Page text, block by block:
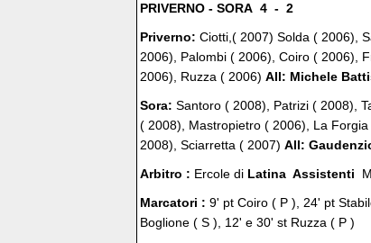
PRIVERNO - SORA 4 - 2
Priverno: Ciotti,( 2007) Solda ( 2006),
2006), Palombi ( 2006), Coiro ( 2006),
2006), Ruzza ( 2006) All: Michele
Sora: Santoro ( 2008), Patrizi ( 2008),
( 2008), Mastropietro ( 2006), La
2008), Sciarretta ( 2007) All:
Arbitro : Ercole di Latina Assistenti
Marcatori : 9' pt Coiro ( P ), 24' pt
Boglione ( S ), 12' e 30' st Ruzza ( P )